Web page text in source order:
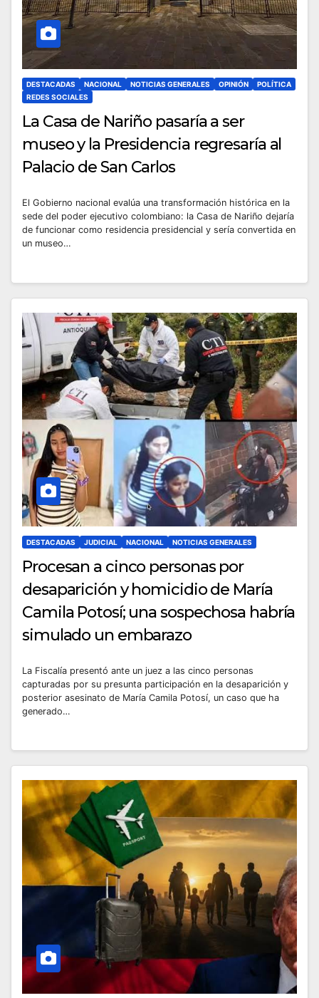
DESTACADAS NACIONAL NOTICIAS GENERALES OPINIÓN
POLÍTICA
REDES SOCIALES
La Casa de Nariño pasaría a ser
museo y la Presidencia regresaría al
Palacio de San Carlos
El Gobierno nacional evalúa una transformación histórica en la
sede del poder ejecutivo colombiano: la Casa de Nariño dejaría
de funcionar como residencia presidencial y sería convertida en
un museo…
DESTACADAS JUDICIAL NACIONAL NOTICIAS GENERALES
Procesan a cinco personas por
desaparición y homicidio de María
Camila Potosí; una sospechosa habría
simulado un embarazo
La Fiscalía presentó ante un juez a las cinco personas
capturadas por su presunta participación en la desaparición y
posterior asesinato de María Camila Potosí, un caso que ha
generado…